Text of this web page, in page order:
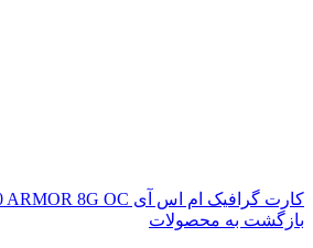
کارت گرافیک ام اس آی RX 580 ARMOR 8G OC
بازگشت به محصولات